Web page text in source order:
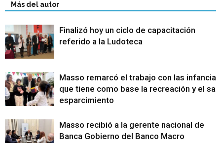
Más del autor
Finalizó hoy un ciclo de capacitación
referido a la Ludoteca
Masso remarcó el trabajo con las infancias
que tiene como base la recreación y el
esparcimiento
Masso recibió a la gerente nacional de
Banca Gobierno del Banco Macro